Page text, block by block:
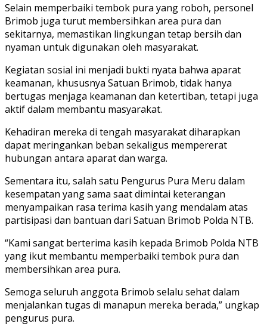
Selain memperbaiki tembok pura yang roboh, personel
Brimob juga turut membersihkan area pura dan
sekitarnya, memastikan lingkungan tetap bersih dan
nyaman untuk digunakan oleh masyarakat.
Kegiatan sosial ini menjadi bukti nyata bahwa aparat
keamanan, khususnya Satuan Brimob, tidak hanya
bertugas menjaga keamanan dan ketertiban, tetapi juga
aktif dalam membantu masyarakat.
Kehadiran mereka di tengah masyarakat diharapkan
dapat meringankan beban sekaligus mempererat
hubungan antara aparat dan warga.
Sementara itu, salah satu Pengurus Pura Meru dalam
kesempatan yang sama saat dimintai keterangan
menyampaikan rasa terima kasih yang mendalam atas
partisipasi dan bantuan dari Satuan Brimob Polda NTB.
“Kami sangat berterima kasih kepada Brimob Polda NTB
yang ikut membantu memperbaiki tembok pura dan
membersihkan area pura.
Semoga seluruh anggota Brimob selalu sehat dalam
menjalankan tugas di manapun mereka berada,” ungkap
pengurus pura.